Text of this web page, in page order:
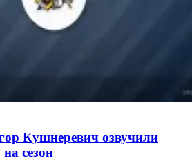
Кушнеревич озвучили
сезон